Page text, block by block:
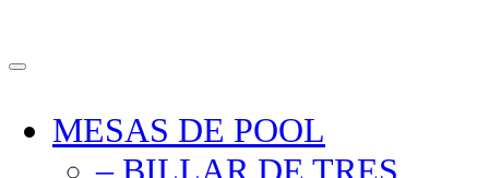
MESAS DE POOL
– BILLAR DE TRES